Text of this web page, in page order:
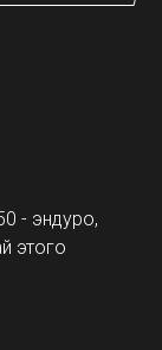
- эндуро,
этого